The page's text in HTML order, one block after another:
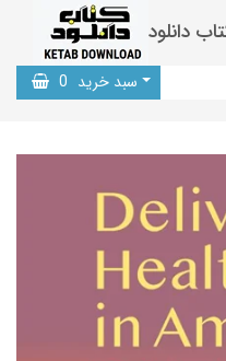
دانلود
سبد خرید 0